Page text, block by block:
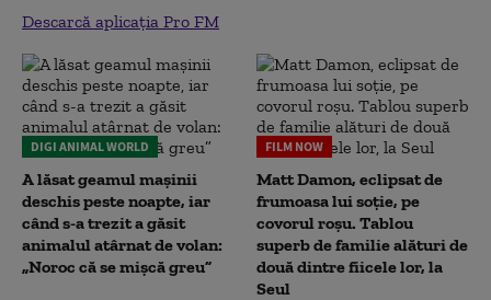
Descarcă aplicația Pro FM
DIGI ANIMAL WORLD
A lăsat geamul mașinii
deschis peste noapte, iar
când s-a trezit a găsit
animalul atârnat de volan:
„Noroc că se mișcă greu”
FILM NOW
Matt Damon, eclipsat de
frumoasa lui soție, pe
covorul roșu. Tablou
superb de familie alături de
două dintre fiicele lor, la
Seul